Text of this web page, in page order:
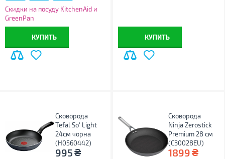
Скидки на посуду KitchenAid и
GreenPan
КУПИТЬ КУПИТЬ
Сковорода
Tefal So' Light
24см чорна
(H0560442)
995₴
Сковорода
Ninja Zerostick
Premium 28 см
(C30028EU)
1899₴